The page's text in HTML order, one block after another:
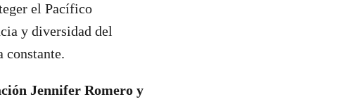
el Pacífico
y diversidad del
constante.
Jennifer Romero y